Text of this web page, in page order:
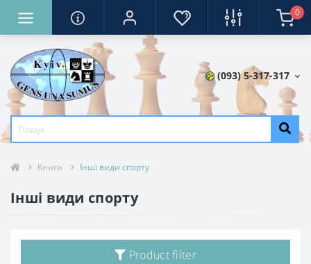
0
(093) 5-317-317
Книги Інші види спорту
Інші види спорту
Product filter